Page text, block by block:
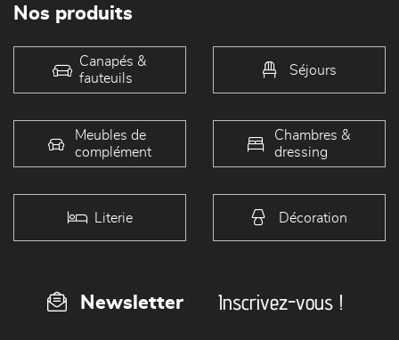
Nos produits
Canapés &
fauteuils
Séjours
Meubles de
complément
Chambres &
dressing
Literie Décoration
Newsletter Inscrivez-vous !